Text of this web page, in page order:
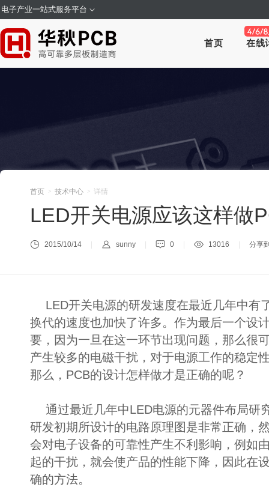
电子产业一站式服务平台
首页 在线
首页 > 技术中心 > 详情
LED开关电源应该这样做
2015/10/14 sunny 0 13016 分享
LED开关电源的研发速度在最近几年中有
换代的速度也加快了许多。作为最后一个设
要，因为一旦在这一环节出现问题，那么很
产生较多的电磁干扰，对于电源工作的稳定
那么，PCB的设计怎样做才是正确的呢？
通过最近几年中LED电源的元器件布局研
研发初期所设计的电路原理图是非常正确，
会对电子设备的可靠性产生不利影响，例如
起的干扰，就会使产品的性能下降，因此在
确的方法。